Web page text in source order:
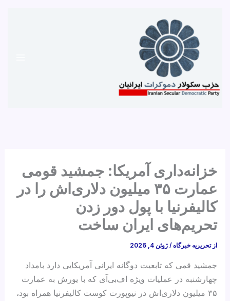
خزانه‌داری آمریکا: جمشید قومی
عمارت ۳۵ میلیون دلاری‌اش را در
کالیفرنیا با پول دور زدن
تحریم‌های ایران ساخت
از تحریریه خبرگاه/ژوئن 4, 2026
جمشید قمی که تابعیت دوگانه ایرانی آمریکایی دارد بامداد
چهارشنبه در عملیات ویژه اف‌بی‌آی که با یورش به عمارت
۳۵ میلیون دلاری‌اش در نیوپورت کوست کالیفرنیا همراه بود،